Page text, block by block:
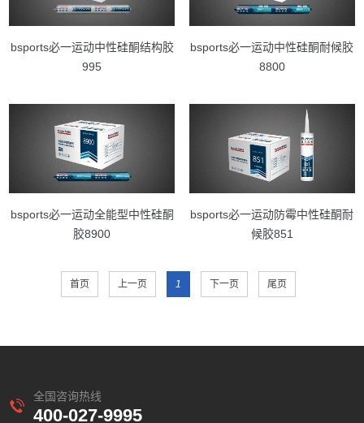
bsports必一运动中性硅酮结构胶
995
bsports必一运动中性硅酮耐候胶
8800
bsports必一运动全能型中性硅酮
胶8900
bsports必一运动防霉中性硅酮耐
候胶851
首页 上一页 1 下一页 尾页
全国咨询热线
400-027-9995